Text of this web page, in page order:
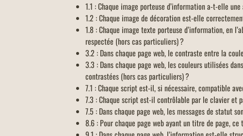
1.1 : Chaque image porteuse d’information a-t-elle
1.2 : Chaque image de décoration est-elle
1.8 : Chaque image texte porteuse d’information, en
respectée (hors cas particuliers) ?
3.2 : Dans chaque page web, le contraste entre la
3.3 : Dans chaque page web, les couleurs utilisées
contrastées (hors cas particuliers) ?
7.1 : Chaque script est-il, si nécessaire, compatible
7.3 : Chaque script est-il contrôlable par le clavier et
7.5 : Dans chaque page web, les messages de statut
8.6 : Pour chaque page web ayant un titre de page,